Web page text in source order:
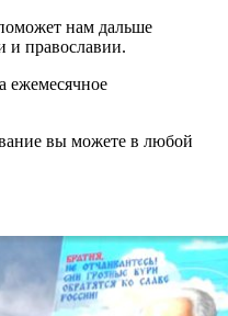
нам дальше
и православии.
ежемесячное
вы можете в любой